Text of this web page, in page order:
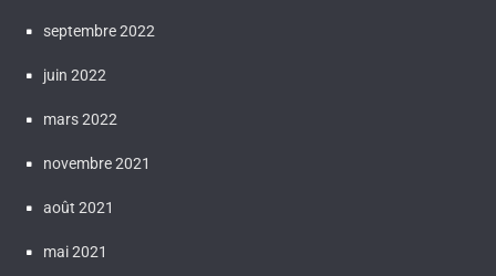
septembre 2022
juin 2022
mars 2022
novembre 2021
août 2021
mai 2021